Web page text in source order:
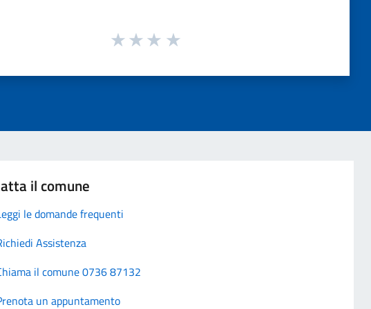
il comune
le domande frequenti
Assistenza
il comune 0736 87132
un appuntamento